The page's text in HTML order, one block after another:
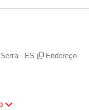
- ES
Endereço